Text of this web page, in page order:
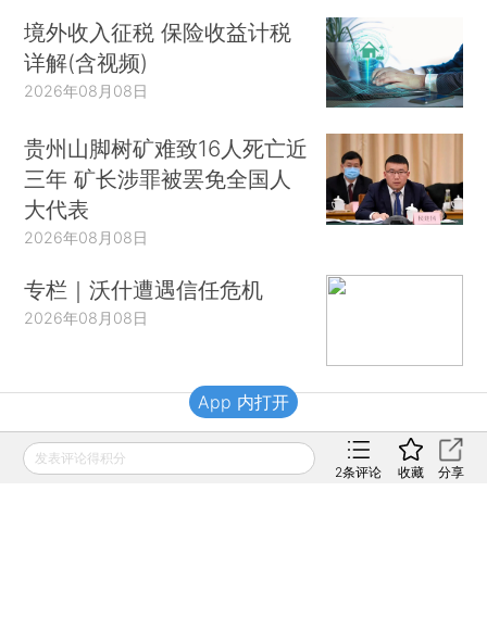
境外收入征税 保险收益计税
详解(含视频)
2026年08月08日
贵州山脚树矿难致16人死亡近
三年 矿长涉罪被罢免全国人
大代表
2026年08月08日
专栏｜沃什遭遇信任危机
2026年08月08日
财新移动
发表评论得积分
2条评论 收藏 分享
App 内打开